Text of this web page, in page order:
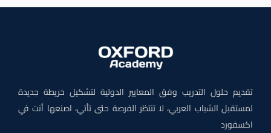
تقديم حلول التدريب وفق المعايير الدولية لتشكيل خريطة جديدة
لمستقبل الشباب العربي، لا تنتظر الفرصة حتى تأتي، اصنعها أنت في
اكسفورد